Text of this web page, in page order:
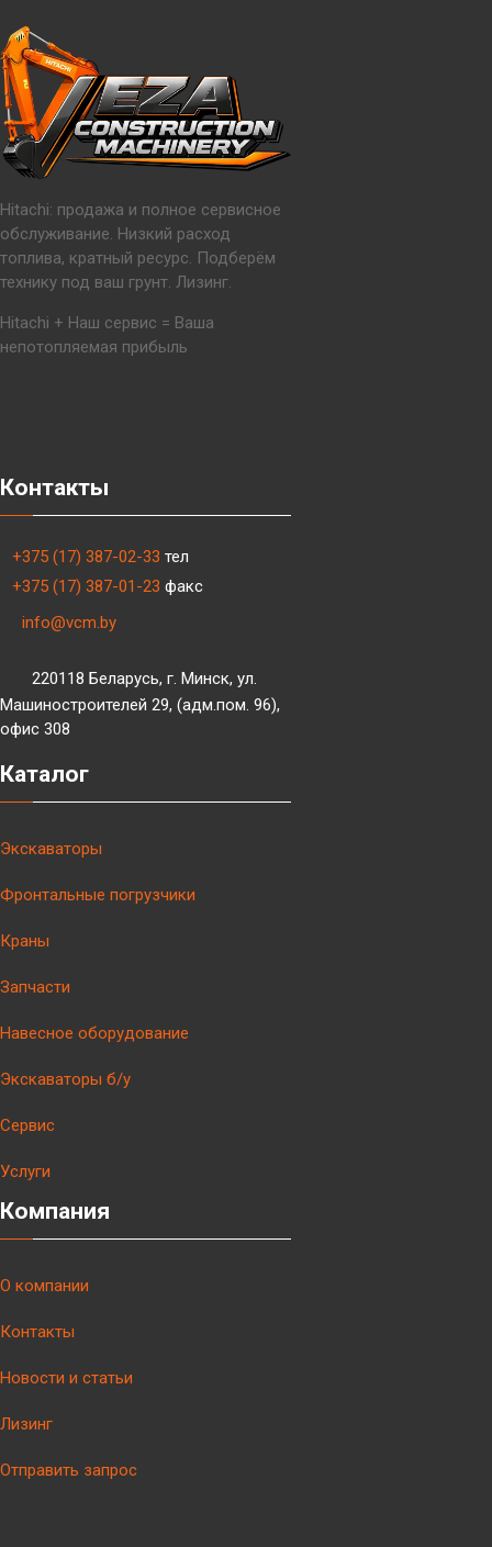
Hitachi: продажа и полное сервисное
обслуживание. Низкий расход
топлива, кратный ресурс. Подберём
технику под ваш грунт. Лизинг.
Hitachi + Наш сервис = Ваша
непотопляемая прибыль
Контакты
+375 (17) 387-02-33 тел
+375 (17) 387-01-23 факс
info@vcm.by
220118 Беларусь, г. Минск, ул.
Машиностроителей 29, (адм.пом. 96),
офис 308
Каталог
Экскаваторы
Фронтальные погрузчики
Краны
Запчасти
Навесное оборудование
Экскаваторы б/у
Сервис
Услуги
Компания
О компании
Контакты
Новости и статьи
Лизинг
Отправить запрос